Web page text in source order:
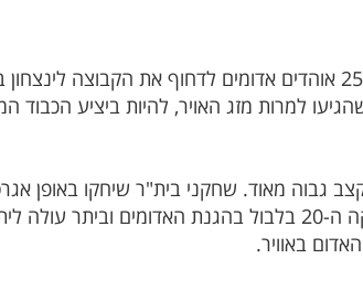
בקור של 10 מעלות ובגשם שוטף הגיעו כ-250 אוהדים אדומים
למרות מזג האויר, להיות ביציע הכבוד